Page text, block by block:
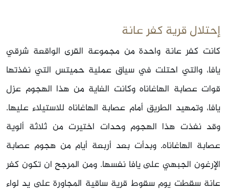
إحتلال قرية كفر عانة
كانت كفر عانة واحدة من مجموعة القرى الواقعة شرقي
يافا، والتي احتلت في‏ سياق عملية حميتس التي نفذتها
قوات عصابة الهاغاناه وكانت الغاية من هذا الهجوم عزل
يافا، وتمهيد الطريق أمام عصابة الهاغاناه للاستيلاء عليها.
وقد نفذت هذا الهجوم وحدات اختيرت من ثلاثة ألوية
عصابة الهاغاناه. وبدأت بعد أربعة أيام من هجوم عصابة
الإرغون الجبهي على يافا نفسها. ومن المرجح ان تكون كفر
عانة سقطت يوم سقوط قرية ساقية المجاورة على يد لواء